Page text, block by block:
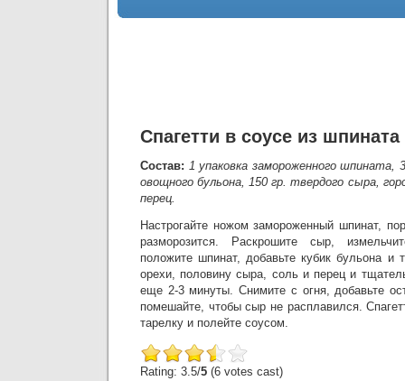
Спагетти в соусе из шпината
Состав: 1 упаковка замороженного шпината,
овощного бульона, 150 гр. твердого сыра,
перец.
Настрогайте ножом замороженный шпинат,
разморозится. Раскрошите сыр,
положите шпинат, добавьте кубик бульона и
орехи, половину сыра, соль и перец и
еще 2-3 минуты. Снимите с огня, добавьте
помешайте, чтобы сыр не расплавился.
тарелку и полейте соусом.
Rating: 3.5/5 (6 votes cast)